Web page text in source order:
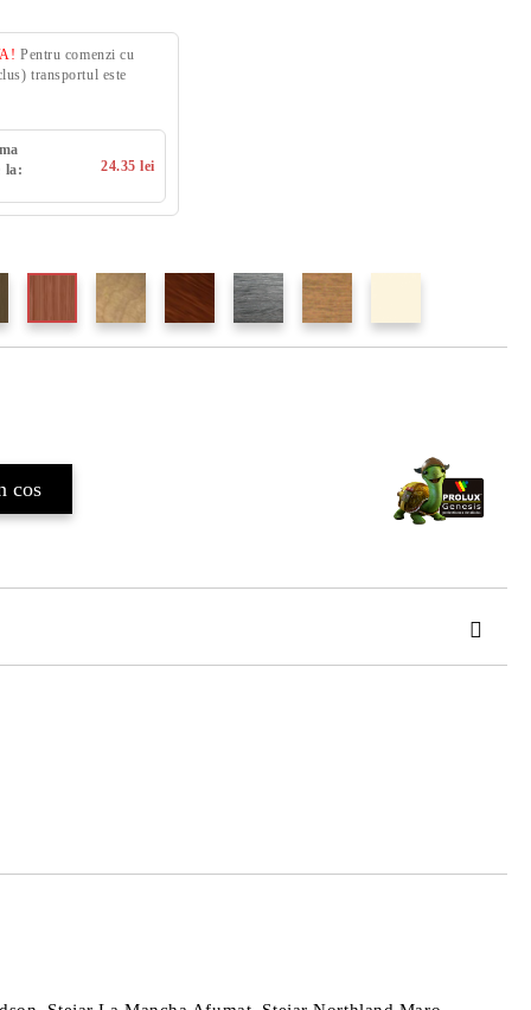
Pentru comenzi cu
transportul este
la:
24.35 lei